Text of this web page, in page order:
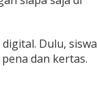
Dulu, siswa
dan kertas.